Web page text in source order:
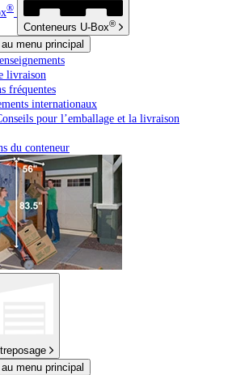
®
Conteneurs U-Box®
menu principal
livraison
fréquentes
internationaux
pour l’emballage et la livraison
du conteneur
menu principal